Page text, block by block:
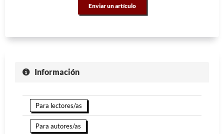
Enviar un artículo
Información
Para lectores/as
Para autores/as